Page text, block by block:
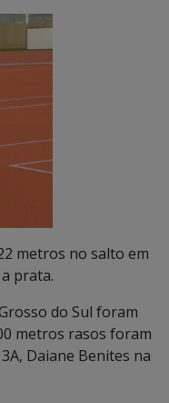
metros no salto em
prata.
do Sul foram
metros rasos foram
Daiane Benites na